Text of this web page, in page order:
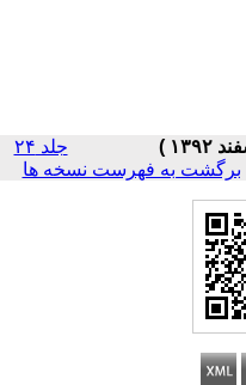
جلد ۲۴
برگشت به فهرست نسخه ها